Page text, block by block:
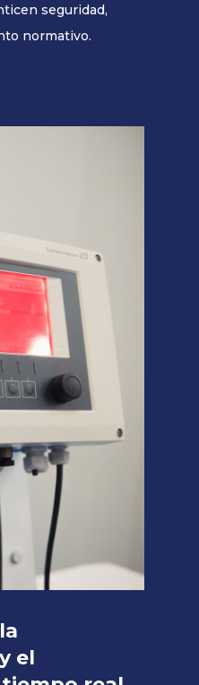
seguridad,
normativo.
el